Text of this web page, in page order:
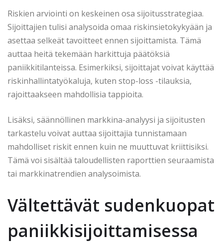
Riskien arviointi on keskeinen osa sijoitusstrategiaa.
Sijoittajien tulisi analysoida omaa riskinsietokykyään ja
asettaa selkeät tavoitteet ennen sijoittamista. Tämä
auttaa heitä tekemään harkittuja päätöksiä
paniikkitilanteissa. Esimerkiksi, sijoittajat voivat käyttää
riskinhallintatyökaluja, kuten stop-loss -tilauksia,
rajoittaakseen mahdollisia tappioita.
Lisäksi, säännöllinen markkina-analyysi ja sijoitusten
tarkastelu voivat auttaa sijoittajia tunnistamaan
mahdolliset riskit ennen kuin ne muuttuvat kriittisiksi.
Tämä voi sisältää taloudellisten raporttien seuraamista
tai markkinatrendien analysoimista.
Vältettävät sudenkuopat
paniikkisijoittamisessa